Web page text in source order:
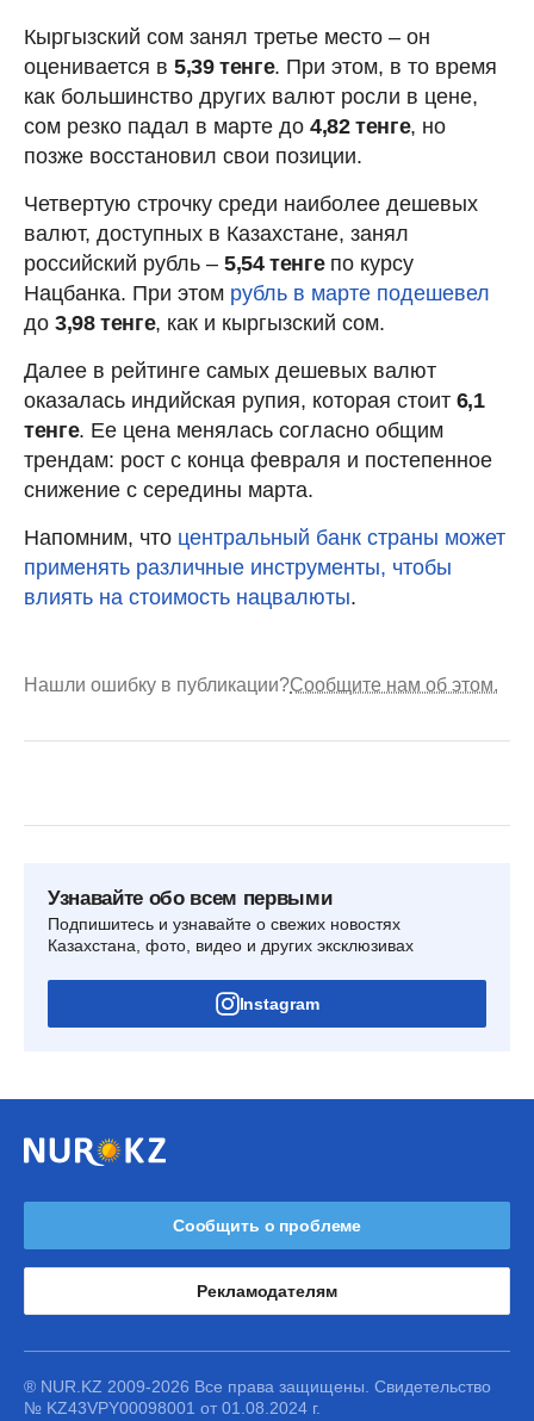
Кыргызский сом занял третье место – он
оценивается в 5,39 тенге. При этом, в то время
как большинство других валют росли в цене,
сом резко падал в марте до 4,82 тенге, но
позже восстановил свои позиции.
Четвертую строчку среди наиболее дешевых
валют, доступных в Казахстане, занял
российский рубль – 5,54 тенгепо курсу
Нацбанка. При этом рубль в марте подешевел
до 3,98 тенге, как и кыргызский сом.
Далее в рейтинге самых дешевых валют
оказалась индийская рупия, которая стоит 6,1
тенге. Ее цена менялась согласно общим
трендам: рост с конца февраля и постепенное
снижение с середины марта.
Напомним, что центральный банк страны может
применять различные инструменты, чтобы
влиять на стоимость нацвалюты.
Нашли ошибку в публикации?Сообщите нам об этом.
Узнавайте обо всем первыми
Подпишитесь и узнавайте о свежих новостях
Казахстана, фото, видео и других эксклюзивах
Instagram
Сообщить о проблеме
Рекламодателям
® NUR.KZ 2009-2026 Все права защищены. Свидетельство
№ KZ43VPY00098001 от 01.08.2024 г.